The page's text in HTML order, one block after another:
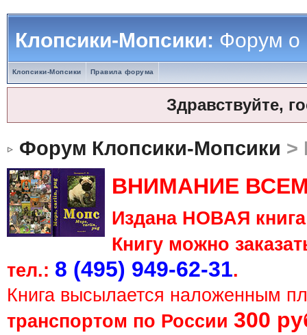
Клопсики-Мопсики:Форум о
Клопсики-Мопсики Правила форума
Здравствуйте,
Форум Клопсики-Мопсики >
ВНИМАНИЕ
Издана НОВАЯ
Книгу можно
тел.: 8 (495) 949-62-31.
Книга высылается наложенным
транспортом по России 300